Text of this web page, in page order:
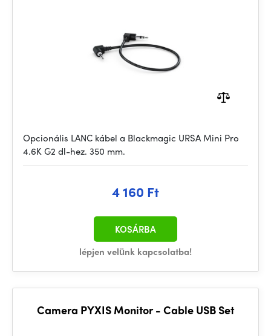
Opcionális LANC kábel a Blackmagic URSA Mini Pro
4.6K G2 dl-hez. 350 mm.
4 160 Ft
lépjen velünk kapcsolatba!
KOSÁRBA
Camera PYXIS Monitor - Cable USB Set